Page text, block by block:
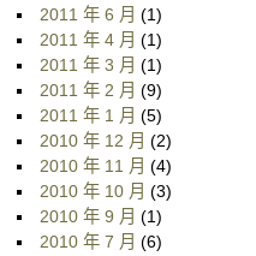
2011 年 6 月 (1)
2011 年 4 月 (1)
2011 年 3 月 (1)
2011 年 2 月 (9)
2011 年 1 月 (5)
2010 年 12 月 (2)
2010 年 11 月 (4)
2010 年 10 月 (3)
2010 年 9 月 (1)
2010 年 7 月 (6)